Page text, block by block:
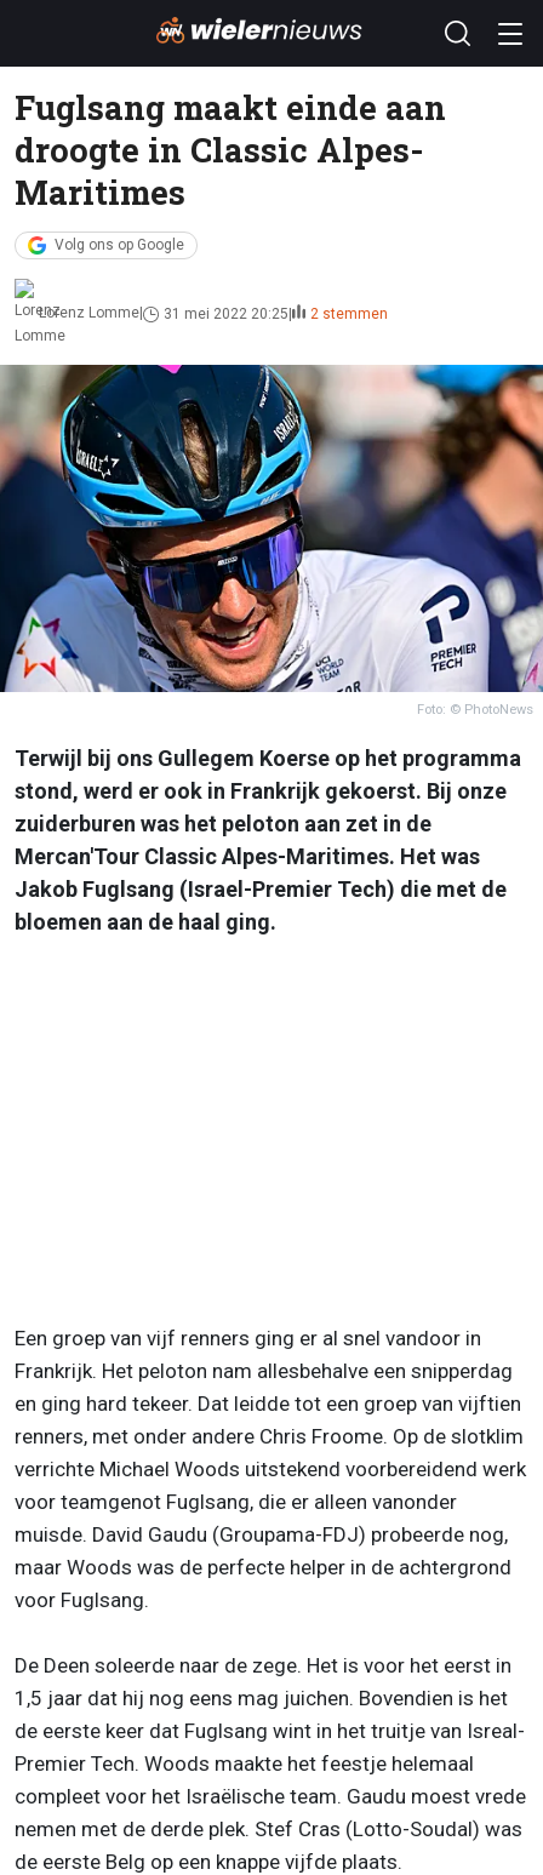
Fuglsang maakt einde aan
droogte in Classic Alpes-
Maritimes
Volg ons op Google
Lorenz Lomme 31 mei 2022 20:25 2 stemmen
Foto: © PhotoNews
Terwijl bij ons Gullegem Koerse op het programma
stond, werd er ook in Frankrijk gekoerst. Bij onze
zuiderburen was het peloton aan zet in de
Mercan'Tour Classic Alpes-Maritimes. Het was
Jakob Fuglsang (Israel-Premier Tech) die met de
bloemen aan de haal ging.
Een groep van vijf renners ging er al snel vandoor in
Frankrijk. Het peloton nam allesbehalve een snipperdag
en ging hard tekeer. Dat leidde tot een groep van vijftien
renners, met onder andere Chris Froome. Op de slotklim
verrichte Michael Woods uitstekend voorbereidend werk
voor teamgenot Fuglsang, die er alleen vanonder
muisde. David Gaudu (Groupama-FDJ) probeerde nog,
maar Woods was de perfecte helper in de achtergrond
voor Fuglsang.
De Deen soleerde naar de zege. Het is voor het eerst in
1,5 jaar dat hij nog eens mag juichen. Bovendien is het
de eerste keer dat Fuglsang wint in het truitje van Isreal-
Premier Tech. Woods maakte het feestje helemaal
compleet voor het Israëlische team. Gaudu moest vrede
nemen met de derde plek. Stef Cras (Lotto-Soudal) was
de eerste Belg op een knappe vijfde plaats.